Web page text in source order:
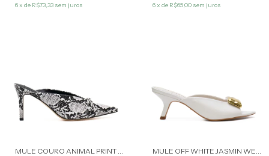
6x de R$73,33 sem juros 6x de R$65,00 sem juros